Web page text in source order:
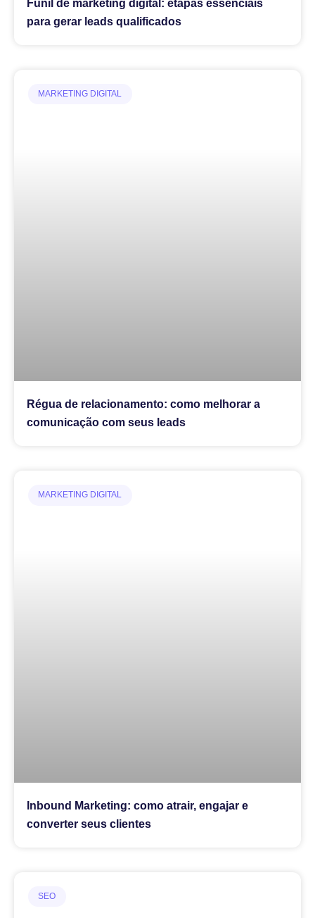
Funil de marketing digital: etapas essenciais
para gerar leads qualificados
MARKETING DIGITAL
Régua de relacionamento: como melhorar a
comunicação com seus leads
MARKETING DIGITAL
Inbound Marketing: como atrair, engajar e
converter seus clientes
SEO